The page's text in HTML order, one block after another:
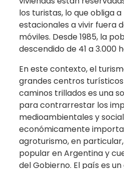
los turistas, lo que obliga
estacionales a vivir fuera
móviles. Desde 1985, la
descendido de 41 a 3.000
En este contexto, el
grandes centros
caminos trillados es una
para contrarrestar los
medioambientales y
económicamente
agroturismo, en
popular en Argentina y
del Gobierno. El país es